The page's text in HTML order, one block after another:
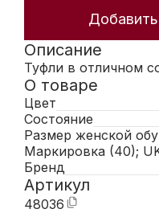
Описание
Туфли в отличном
О товаре
Цвет
Состояние
Размер женской
Маркировка (40);
Бренд
Артикул
48036